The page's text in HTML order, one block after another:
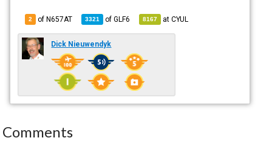
2 of N657AT 3321 ofGLF6 8167 atCYUL
Dick Nieuwendyk
Comments